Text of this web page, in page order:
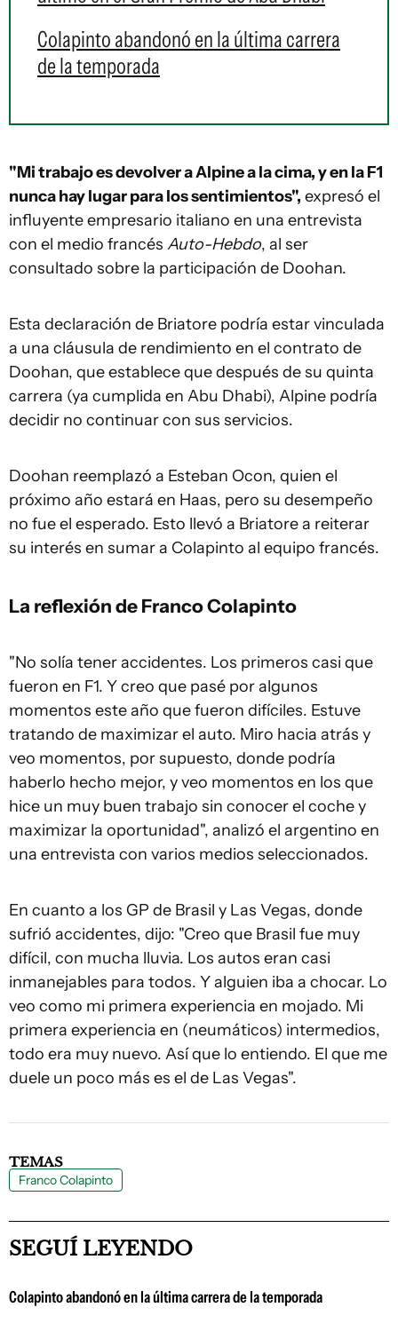
Colapinto abandonó en la última carrera
de la temporada
"Mi trabajo es devolver a Alpine a la cima, y en la F1
nunca hay lugar para los sentimientos", expresó el
influyente empresario italiano en una entrevista
con el medio francés Auto-Hebdo, al ser
consultado sobre la participación de Doohan.
Esta declaración de Briatore podría estar vinculada
a una cláusula de rendimiento en el contrato de
Doohan, que establece que después de su quinta
carrera (ya cumplida en Abu Dhabi), Alpine podría
decidir no continuar con sus servicios.
Doohan reemplazó a Esteban Ocon, quien el
próximo año estará en Haas, pero su desempeño
no fue el esperado. Esto llevó a Briatore a reiterar
su interés en sumar a Colapinto al equipo francés.
La reflexión de Franco Colapinto
"No solía tener accidentes. Los primeros casi que
fueron en F1. Y creo que pasé por algunos
momentos este año que fueron difíciles. Estuve
tratando de maximizar el auto. Miro hacia atrás y
veo momentos, por supuesto, donde podría
haberlo hecho mejor, y veo momentos en los que
hice un muy buen trabajo sin conocer el coche y
maximizar la oportunidad", analizó el argentino en
una entrevista con varios medios seleccionados.
En cuanto a los GP de Brasil y Las Vegas, donde
sufrió accidentes, dijo: "Creo que Brasil fue muy
difícil, con mucha lluvia. Los autos eran casi
inmanejables para todos. Y alguien iba a chocar. Lo
veo como mi primera experiencia en mojado. Mi
primera experiencia en (neumáticos) intermedios,
todo era muy nuevo. Así que lo entiendo. El que me
duele un poco más es el de Las Vegas".
TEMAS
Franco Colapinto
SEGUÍ LEYENDO
Colapinto abandonó en la última carrera de la temporada